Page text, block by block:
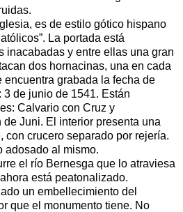
es de estilo gótico hispano
La portada está
inacabadas y entre ellas una gran
dos hornacinas, una en cada
encuentra grabada la fecha de
de junio de 1541. Están
Calvario con Cruz y
Juni. El interior presenta una
con crucero separado por rejería.
adosado al mismo.
el río Bernesga que lo atraviesa
está peatonalizado.
un embellecimiento del
que el monumento tiene. No